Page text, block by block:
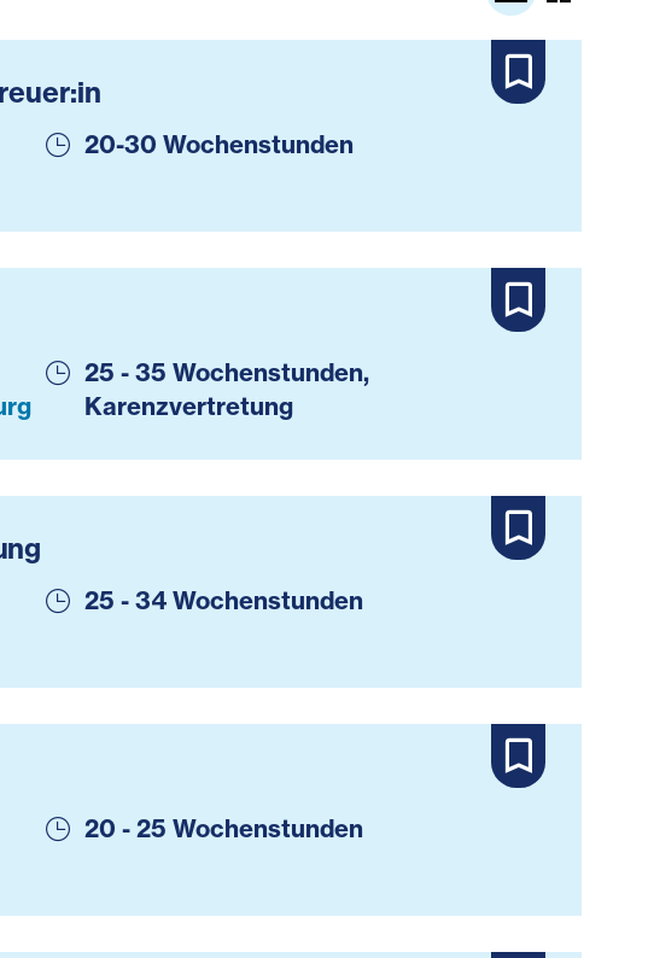
20-30 Wochenstunden
25 - 35 Wochenstunden,
Karenzvertretung
25 - 34 Wochenstunden
20 - 25 Wochenstunden